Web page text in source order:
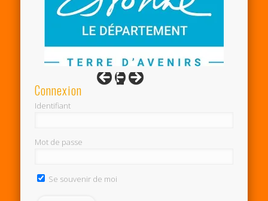
Connexion
Identifiant
Mot de passe
Se souvenir de moi